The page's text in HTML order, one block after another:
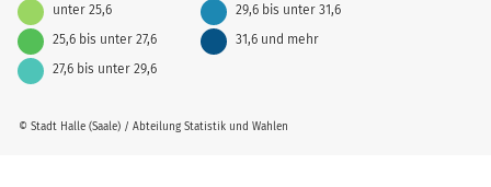
© Stadt Halle (Saale) / Abteilung Statistik und Wahlen
unter 25,6
25,6 bis unter 27,6
27,6 bis unter 29,6
29,6 bis unter 31,6
31,6 und mehr